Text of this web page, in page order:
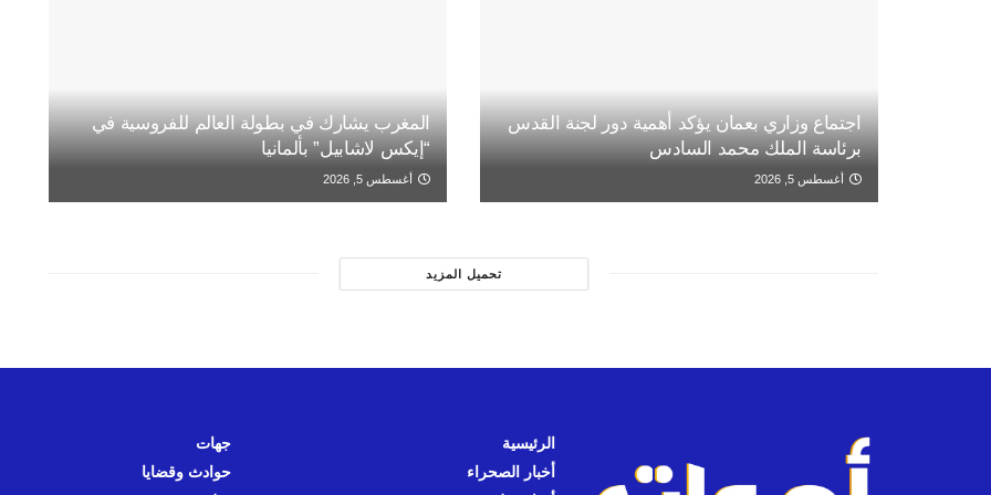
اجتماع وزاري بعمان يؤكد أهمية دور لجنة القدس
برئاسة الملك محمد السادس
أغسطس 5, 2026
المغرب يشارك في بطولة العالم للفروسية في
“إيكس لاشابيل” بألمانيا
أغسطس 5, 2026
تحميل المزيد
الرئيسية
أخبار الصحراء
جهات
حوادث وقضايا